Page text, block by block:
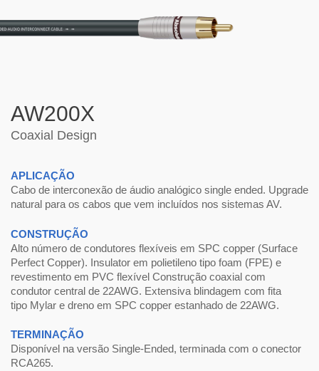
AW200X
Coaxial Design
APLICAÇÃO
Cabo de interconexão de áudio analógico single ended. Upgrade
natural para os cabos que vem incluídos nos sistemas AV.
CONSTRUÇÃO
Alto número de condutores flexíveis em SPC copper (Surface
Perfect Copper). Insulator em polietileno tipo foam (FPE) e
revestimento em PVC flexível Construção coaxial com
condutor central de 22AWG. Extensiva blindagem com fita
tipo Mylar e dreno em SPC copper estanhado de 22AWG.
TERMINAÇÃO
Disponível na versão Single-Ended, terminada com o conector
RCA265.